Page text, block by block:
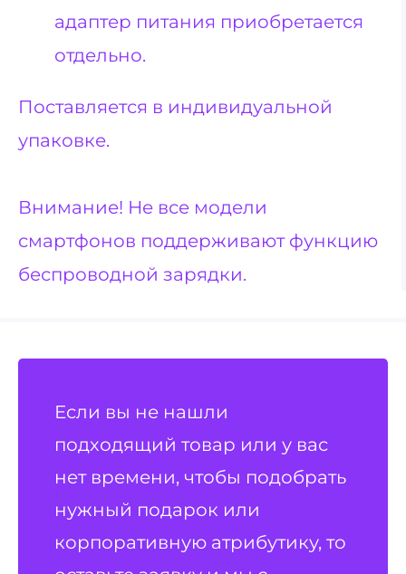
адаптер питания приобретается
отдельно.
Поставляется в индивидуальной
упаковке.
Внимание! Не все модели
смартфонов поддерживают функцию
беспроводной зарядки.
Если вы не нашли
подходящий товар или у вас
нет времени, чтобы подобрать
нужный подарок или
корпоративную атрибутику, то